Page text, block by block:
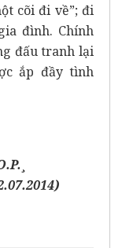
cõi đi về”; đi
đình. Chính
đấu tranh lại
ắp đầy tình